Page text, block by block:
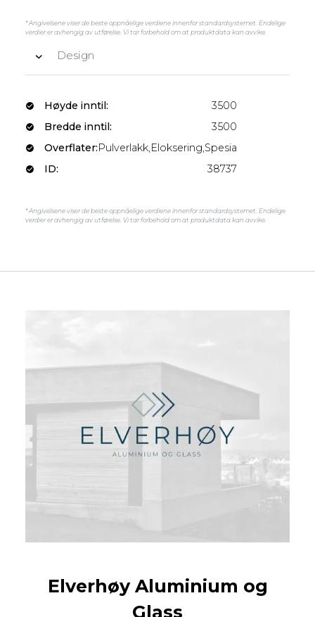
* Angivelsene viser de beste oppnåelige verdiene innenfor standardsystemet. Endelige
verdier er avhengig av utførelse. Vi tar forbehold om at produktdata kan avvike.
Design
Høyde inntil:
3500
Bredde inntil:
3500
Overflater:Pulverlakk,Eloksering,Spesiallakk
ID:
38737
* Angivelsene viser de beste oppnåelige verdiene innenfor standardsystemet. Endelige
verdier er avhengig av utførelse. Vi tar forbehold om at produktdata kan avvike.
Elverhøy Aluminium og
Glass